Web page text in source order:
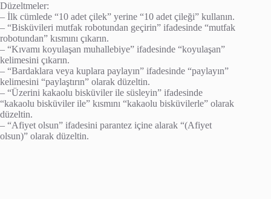
Düzeltmeler:
– İlk cümlede “10 adet çilek” yerine “10 adet çileği” kullanın.
– “Bisküvileri mutfak robotundan geçirin” ifadesinde “mutfak
robotundan” kısmını çıkarın.
– “Kıvamı koyulaşan muhallebiye” ifadesinde “koyulaşan”
kelimesini çıkarın.
– “Bardaklara veya kuplara paylayın” ifadesinde “paylayın”
kelimesini “paylaştırın” olarak düzeltin.
– “Üzerini kakaolu bisküviler ile süsleyin” ifadesinde
“kakaolu bisküviler ile” kısmını “kakaolu bisküvilerle” olarak
düzeltin.
– “Afiyet olsun” ifadesini parantez içine alarak “(Afiyet
olsun)” olarak düzeltin.